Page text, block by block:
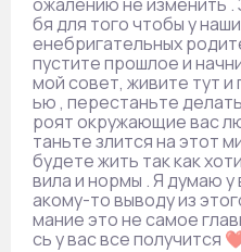
бя для того чтобы у
енебригательных
пустите прошлое и
мой совет, живите тут
ью , перестаньте
роят окружающие вас
таньте злится на этот
будете жить так как
вила и нормы . Я думаю у
акому-то выводу из
мание это не самое
сь у вас все получится